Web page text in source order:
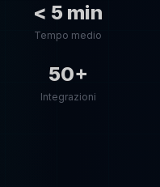
< 5 min
Tempo medio
50+
Integrazioni